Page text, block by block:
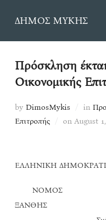
ΔΗΜΟΣ ΜΥΚΗΣ
Πρόσκληση
Οικονομικής
by DimosMykis in
Επιτροπής
on Posted
August
ΕΛΛΗΝΙΚΗ
ΝΟΜΟΣ